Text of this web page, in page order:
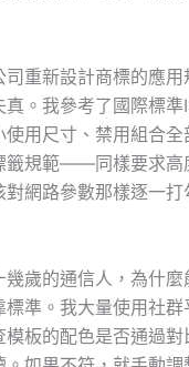
重新設計商標的應
。我參考了國際標
用尺寸、禁用組合
籤規範——同樣要求高
對網路參數那樣逐一
歲的通信人，為什
準。我大量使用社群
板的配色是否通過對